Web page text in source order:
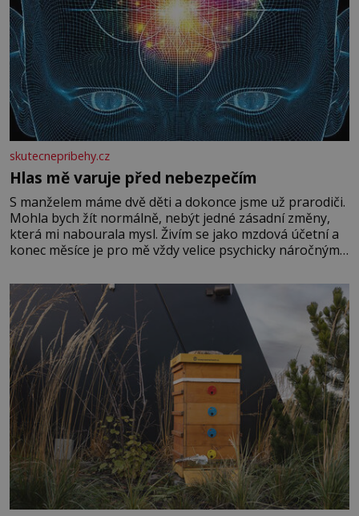
skutecnepribehy.cz
Hlas mě varuje před nebezpečím
S manželem máme dvě děti a dokonce jsme už prarodiči.
Mohla bych žít normálně, nebýt jedné zásadní změny,
která mi nabourala mysl. Živím se jako mzdová účetní a
konec měsíce je pro mě vždy velice psychicky náročným
dál častěji volá o pomoc, co se hlídání týče. Dalo by se